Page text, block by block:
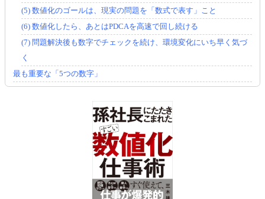
(5) 数値化のゴールは、現実の問題を「数式で表す」こと
(6) 数値化したら、あとはPDCAを高速で回し続ける
(7) 問題解決後も数字でチェックを続け、環境変化にいち早く気づ
く
最も重要な「5つの数字」